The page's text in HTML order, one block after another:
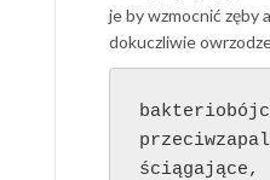
je by wzmocnić zęby
dokuczliwie
ściągające,